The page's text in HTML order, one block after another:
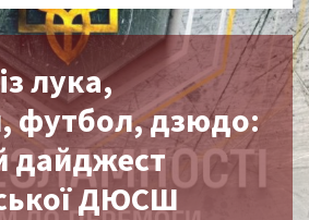
лука,
футбол, дзюдо:
дайджест
ДЮСШ